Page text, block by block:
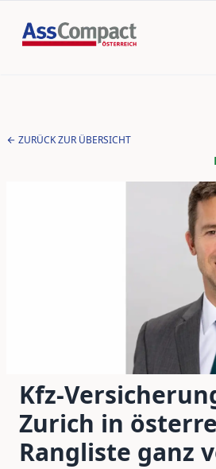
ZURÜCK ZUR ÜBERSICHT
Kfz-
Zurich in
Rangliste ganz